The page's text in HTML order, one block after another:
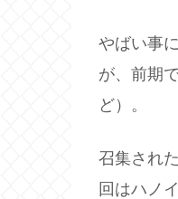
やばい事
が、前期
ど）。
召集され
回はハノ